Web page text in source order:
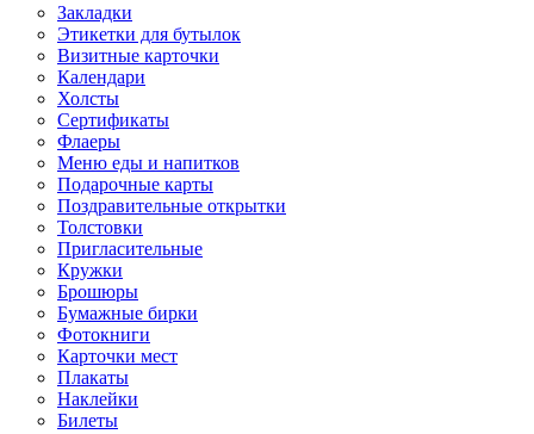
Закладки
Этикетки для бутылок
Визитные карточки
Календари
Холсты
Сертификаты
Флаеры
Меню еды и напитков
Подарочные карты
Поздравительные открытки
Толстовки
Пригласительные
Кружки
Брошюры
Бумажные бирки
Фотокниги
Карточки мест
Плакаты
Наклейки
Билеты